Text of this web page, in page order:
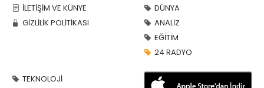
İLETİŞİM VE KÜNYE
GİZLİLİK POLİTİKASI
DÜNYA
ANALİZ
EĞİTİM
24 RADYO
TEKNOLOJİ